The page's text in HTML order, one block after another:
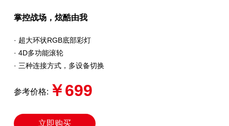
掌控战场，炫酷由我
· 超大环状RGB底部彩灯
· 4D多功能滚轮
· 三种连接方式，多设备切换
参考价格: ￥699
立即购买